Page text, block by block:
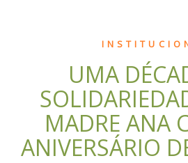
UMA
MADRE ANA
ANIVERSÁRIO